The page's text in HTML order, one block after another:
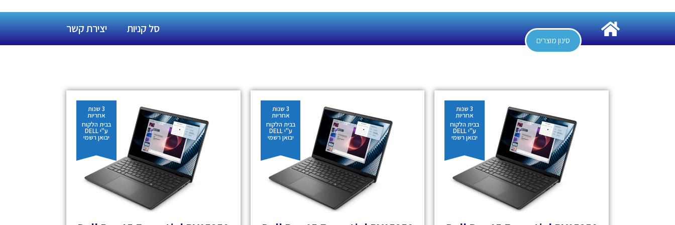
סל קניות יצירת קשר
סינון מוצרים
3 שנות
אחריות
בבית הלקוח
ע"י DELL
יבואן רשמי
3 שנות
אחריות
בבית הלקוח
ע"י DELL
יבואן רשמי
3 שנות
אחריות
בבית הלקוח
ע"י DELL
יבואן רשמי